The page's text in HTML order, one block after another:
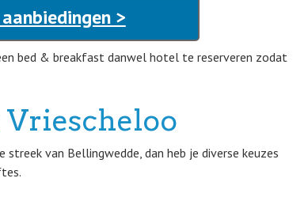
>
bed & breakfast danwel hotel te reserveren zodat
van Bellingwedde, dan heb je diverse keuzes